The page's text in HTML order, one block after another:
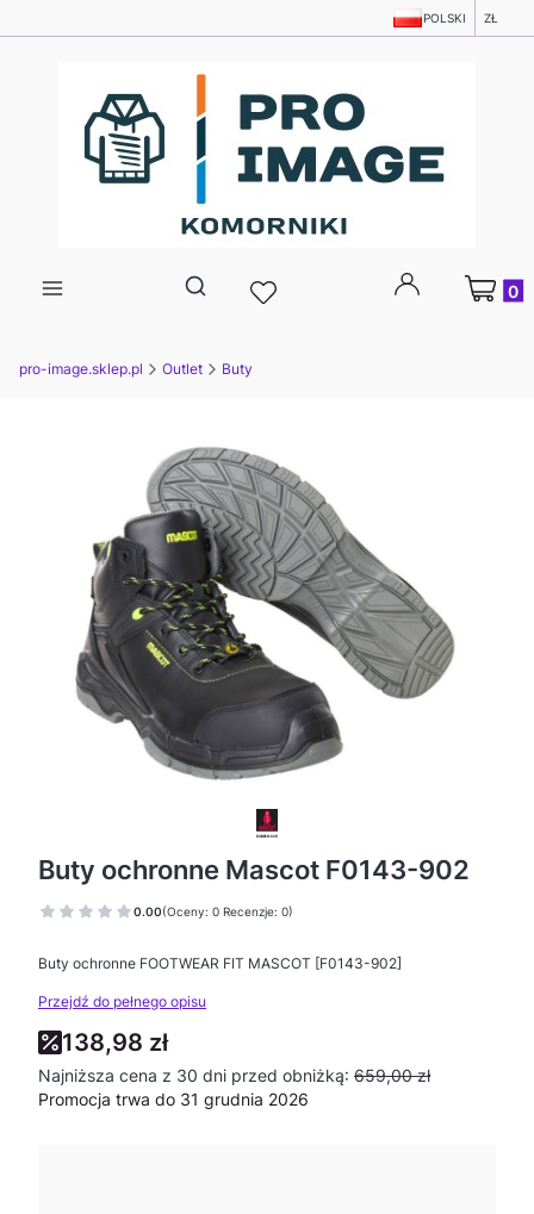
POLSKI ZŁ
Otwórz wyszukiwarkę
pro-image.sklep.pl Outlet Buty
Buty ochronne Mascot F0143-902
0.00(Oceny: 0 Recenzje: 0)
Buty ochronne FOOTWEAR FIT MASCOT [F0143-902]
Przejdź do pełnego opisu
138,98 zł
Najniższa cena z 30 dni przed obniżką: 659,00 zł
Promocja trwa do 31 grudnia 2026